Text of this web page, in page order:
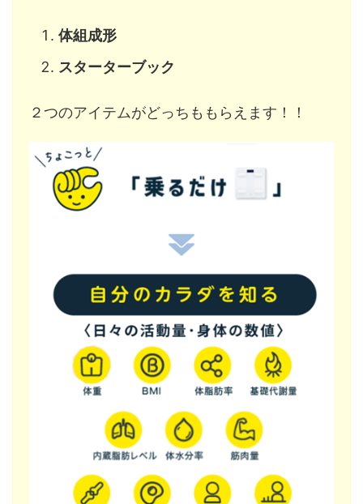
体組成形
スターターブック
２つのアイテムがどっちももらえます！！